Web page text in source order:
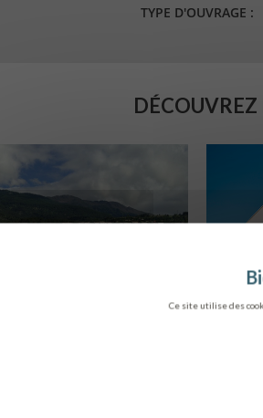
Ce site utilise des
TYPE D'OUVRAGE :
DÉCOUVREZ
ET DURANCE